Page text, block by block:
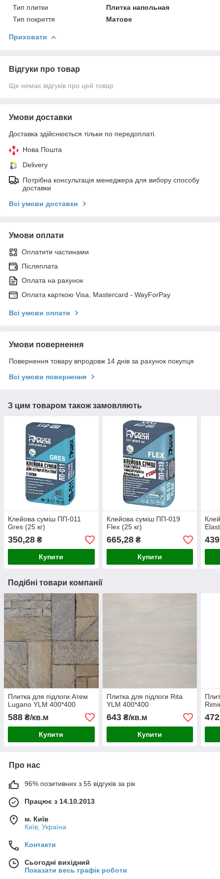
Тип плитки
Плитка напольная
Тип покриття
Матове
Приховати
Відгуки про товар
Ще немає відгуків про цей товар
Умови доставки
Доставка здійснюється тільки по передоплаті.
Нова Пошта
Delivery
Потрібна консультація менеджера для вибору способу
доставки
Всі умови доставки
Умови оплати
Оплатити частинами
Післяплата
Оплата на рахунок
Оплата карткою Visa, Mastercard - WayForPay
Всі умови оплати
Умови повернення
Повернення товару впродовж 14 днів за рахунок покупця
Всі умови повернення
З цим товаром також замовляють
Клейова суміш ПП-011
Gres (25 кг)
350,28 ₴
Купити
Клейова суміш ПП-019
Flex (25 кг)
665,28₴
Купити
Подібні товари компанії
Плитка для підлоги Атем
Lugano YLM 400*400
588 ₴/кв.м
Купити
Плитка для підлоги Rita
YLM 400*400
643₴/кв.м
Купити
472
Про нас
96% позитивних з 55 відгуків за рік
Працює з 14.10.2013
м. Київ
Київ, Україна
Контакти
Сьогодні вихідний
Показати весь графік роботи